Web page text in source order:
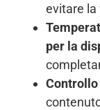
evitare la
per la